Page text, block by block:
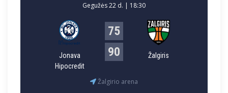
Gegužės 22 d. | 18:30
Jonava
Hipocredit
75
90
Žalgiris
Žalgirio arena